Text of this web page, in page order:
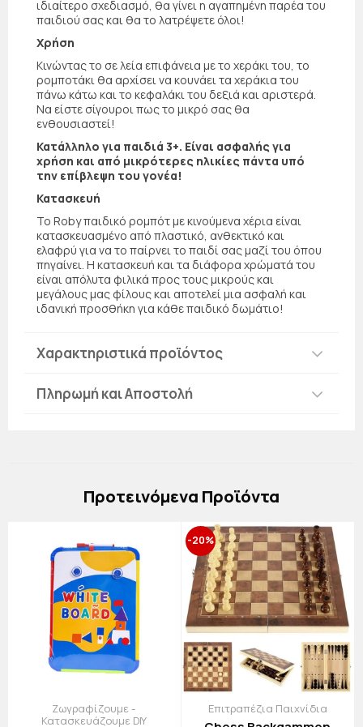
ιδιαίτερο σχεδιασμό, θα γίνει η αγαπημένη παρέα του
παιδιού σας και θα το λατρέψετε όλοι!
Χρήση
Κινώντας το σε λεία επιφάνεια με το χεράκι του, το
ρομποτάκι θα αρχίσει να κουνάει τα χεράκια του
πάνω κάτω και το κεφαλάκι του δεξιά και αριστερά.
Να είστε σίγουροι πως το μικρό σας θα
ενθουσιαστεί!
Κατάλληλο για παιδιά 3+. Είναι ασφαλής για
χρήση και από μικρότερες ηλικίες πάντα υπό
την επίβλεψη του γονέα!
Κατασκευή
Το Roby παιδικό ρομπότ με κινούμενα χέρια είναι
κατασκευασμένο από πλαστικό, ανθεκτικό και
ελαφρύ για να το παίρνει το παιδί σας μαζί του όπου
πηγαίνει. Η κατασκευή και τα διάφορα χρώματά του
είναι απόλυτα φιλικά προς τους μικρούς και
μεγάλους μας φίλους και αποτελεί μια ασφαλή και
ιδανική προσθήκη για κάθε παιδικό δωμάτιο!
Χαρακτηριστικά προϊόντος
Πληρωμή και Αποστολή
Πρoτεινόμενα Προϊόντα
Ζωγραφίζουμε -
Κατασκευάζουμε DIY
-20%
Επιτραπέζια Παιχνίδια